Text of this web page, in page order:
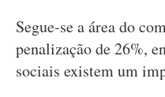
Segue-se a área do
penalização de 26%,
sociais existem um